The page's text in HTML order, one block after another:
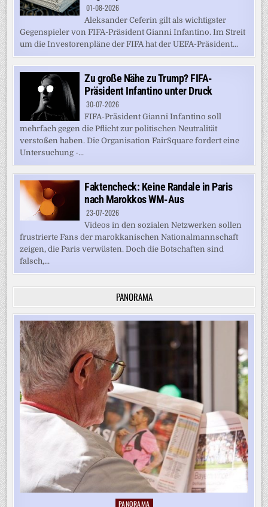
01-08-2026
Aleksander Ceferin gilt als wichtigster
Gegenspieler von FIFA-Präsident Gianni Infantino. Im Streit
um die Investorenpläne der FIFA hat der UEFA-Präsident...
Zu große Nähe zu Trump? FIFA-
Präsident Infantino unter Druck
30-07-2026
FIFA-Präsident Gianni Infantino soll
mehrfach gegen die Pflicht zur politischen Neutralität
verstoßen haben. Die Organisation FairSquare fordert eine
Untersuchung -...
Faktencheck: Keine Randale in Paris
nach Marokkos WM-Aus
23-07-2026
Videos in den sozialen Netzwerken sollen
frustrierte Fans der marokkanischen Nationalmannschaft
zeigen, die Paris verwüsten. Doch die Botschaften sind
falsch,...
PANORAMA
Posted
PANORAMA